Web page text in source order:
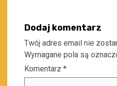
Dodaj komentarz
Twój adres email nie
Wymagane pola są
Komentarz *